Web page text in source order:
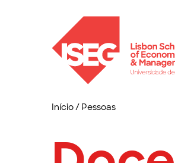
Início/ Pessoas